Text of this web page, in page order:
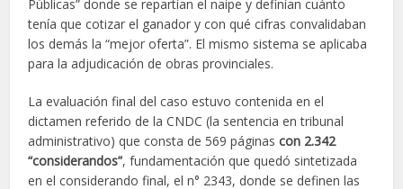
Públicas” donde se repartían el naipe y definían cuánto
tenía que cotizar el ganador y con qué cifras convalidaban
los demás la “mejor oferta”. El mismo sistema se aplicaba
para la adjudicación de obras provinciales.
La evaluación final del caso estuvo contenida en el
dictamen referido de la CNDC (la sentencia en tribunal
administrativo) que consta de 569 páginascon 2.342
“considerandos”, fundamentación que quedó sintetizada
en el considerando final, el n° 2343, donde se definen las